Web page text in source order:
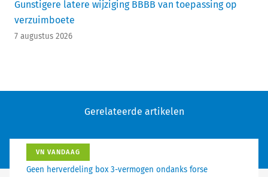
Gunstigere latere wijziging BBBB van toepassing op
verzuimboete
7 augustus 2026
Gerelateerde artikelen
VN VANDAAG
Geen herverdeling box 3-vermogen ondanks forse